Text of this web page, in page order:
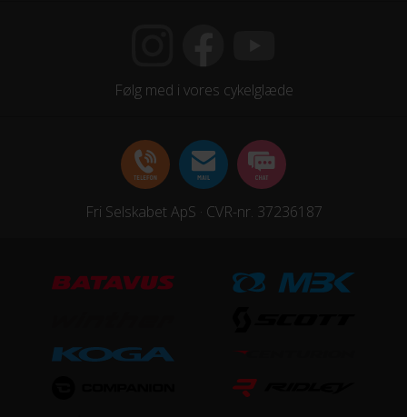
Følg med i vores cykelglæde
Fri Selskabet ApS · CVR-nr. 37236187